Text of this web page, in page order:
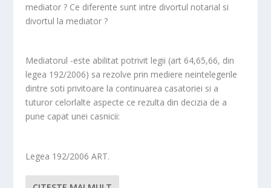
mediator ? Ce diferente sunt intre divortul notarial si
divortul la mediator ?
Mediatorul -este abilitat potrivit legii (art 64,65,66, din
legea 192/2006) sa rezolve prin mediere neintelegerile
dintre soti privitoare la continuarea casatoriei si a
tuturor celorlalte aspecte ce rezulta din decizia de a
pune capat unei casnicii:
Legea 192/2006 ART.